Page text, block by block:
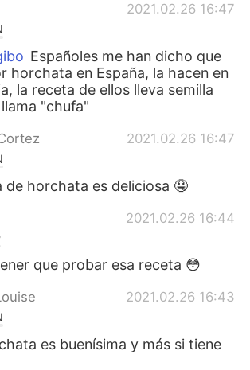
2021.02.26 16:47
Españoles me han dicho que
horchata en España, la hacen en
la receta de ellos lleva semilla
"chufa"
2021.02.26 16:47
de horchata es deliciosa 🤤
2021.02.26 16:44
que probar esa receta 😳
2021.02.26 16:43
es buenísima y más si tiene